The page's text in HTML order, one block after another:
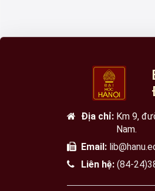
Địa chỉ: Km 9,
Nam.
Email:
Liên hệ: (84-